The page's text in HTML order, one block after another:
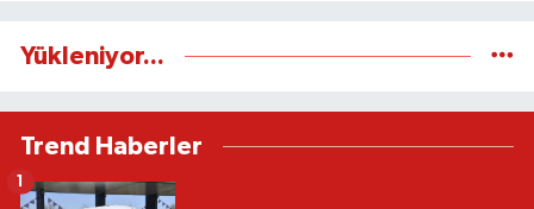
Yükleniyor...
Trend Haberler
1